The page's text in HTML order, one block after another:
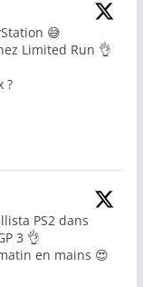
😅
Limited Run 👌
?
PS2 dans
3 👌
en mains 😍